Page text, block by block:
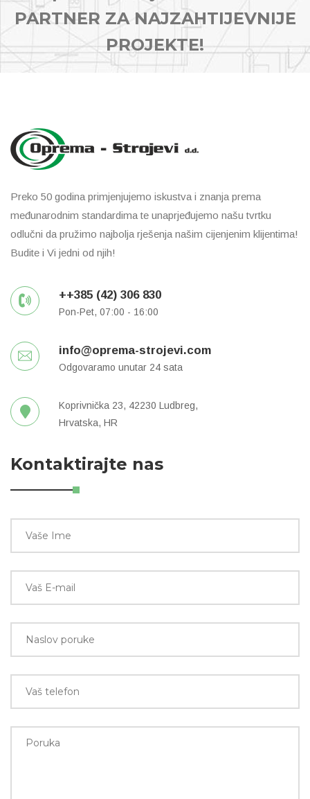
PARTNER ZA NAJZAHTIJEVNIJE
PROJEKTE!
Preko 50 godina primjenjujemo iskustva i znanja prema
međunarodnim standardima te unaprjeđujemo našu tvrtku
odlučni da pružimo najbolja rješenja našim cijenjenim klijentima!
Budite i Vi jedni od njih!
++385 (42) 306 830
Pon-Pet, 07:00 - 16:00
info@oprema-strojevi.com
Odgovaramo unutar 24 sata
Koprivnička 23, 42230 Ludbreg,
Hrvatska, HR
Kontaktirajte nas